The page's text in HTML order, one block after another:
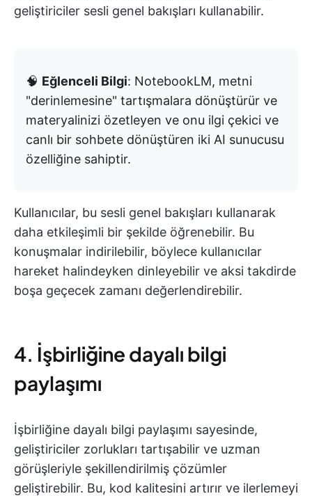
geliştiriciler sesli genel bakışları kullanabilir.
🧠 Eğlenceli Bilgi: NotebookLM, metni
"derinlemesine" tartışmalara dönüştürür ve
materyalinizi özetleyen ve onu ilgi çekici ve
canlı bir sohbete dönüştüren iki AI sunucusu
özelliğine sahiptir.
Kullanıcılar, bu sesli genel bakışları kullanarak
daha etkileşimli bir şekilde öğrenebilir. Bu
konuşmalar indirilebilir, böylece kullanıcılar
hareket halindeyken dinleyebilir ve aksi takdirde
boşa geçecek zamanı değerlendirebilir.
4. İşbirliğine dayalı bilgi
paylaşımı
İşbirliğine dayalı bilgi paylaşımı sayesinde,
geliştiriciler zorlukları tartışabilir ve uzman
görüşleriyle şekillendirilmiş çözümler
geliştirebilir. Bu, kod kalitesini artırır ve ilerlemeyi